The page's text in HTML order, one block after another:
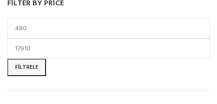
FILTER BY PRICE
FILTRELE